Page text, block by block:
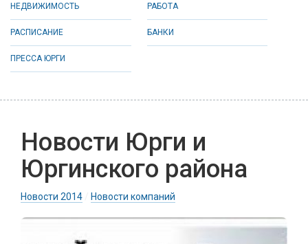
НЕДВИЖИМОСТЬ РАБОТА
РАСПИСАНИЕ БАНКИ
ПРЕССА ЮРГИ
Новости Юрги и
Юргинского района
Новости 2014 Новости компаний